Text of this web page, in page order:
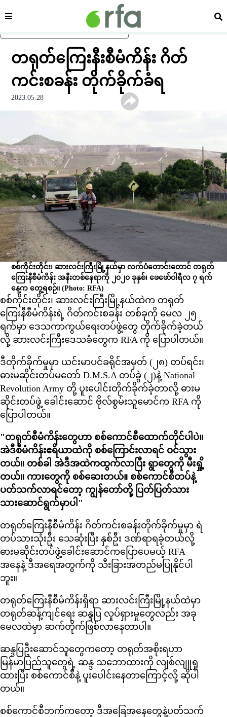
ပင်မအကြောင်းအရာသို့ ကျော်ရန်
ကဏ္ဍ ရှာ
တရုတ်ကြေးနီးစီမံကိန်း ဂိတ်
ကင်းစခန်း တိုက်ခိုက်ခံရ
2023.05.28
စစ်ကိုင်းတိုင်း၊ ဆားလင်းကြီးမြို့နယ်မှာ လက်ပံတောင်းတောင် တရုတ်
ကြေးနီစီမံကိန်း အနီးတစ်နေရာကို ၂၀၂၀ ခုနှစ်၊ ဖေဖော်ဝါရီလ ၇ ရက်
နေ့က တွေ့ရစဉ်။(Photo: RFA)
စစ်ကိုင်းတိုင်း၊ ဆားလင်းကြီးမြို့နယ်ထဲက တရုတ်
ကြေးနီစီမံကိန်းရဲ့ ဂိတ်ကင်းစခန်း တစ်ခုကို မေလ ၂၅
ရက်မှာ ဒေသကာကွယ်ရေးတပ်ဖွဲ့တွေ တိုက်ခိုက်ခဲ့တယ်
လို့ ဆားလင်းကြီးဒေသခံတွေက RFA ကို ပြောပါတယ်။
ဒီတိုက်ခိုက်မှုမှာ ယင်းမာပင်ခရိုင်အမှတ် (၂၈) တပ်ရင်း၊
ဓားမဆိုင်းတပ်မတော် D.M.S.A တပ်ခွဲ (၂)နဲ့ National
Revolution Army တို့ ပူးပေါင်းတိုက်ခိုက်ခဲ့တာလို့ ဓားမ
ဆိုင်းတပ်ဖွဲ့ ခေါင်းဆောင် ဗိုလ်စွမ်းသူမောင်က RFA ကို
ပြောပါတယ်။
"တရုတ်စီမံကိန်းတွေဟာ စစ်ကောင်စီထောက်တိုင်ပါပဲ။
အဲဒီစီမံကိန်းဧရိယာထဲကို စစ်ကြောင်းလာရင် ဝင်သွား
တယ်။ တစ်ခါ အဲဒီအထဲကထွက်လာပြီး ရွာတွေကို မီးရှို့
တယ်။ ကားတွေကို စစ်ဆေးတယ်။ စစ်ကောင်စီတပ်နဲ့
ပတ်သက်လာရင်တော့ ကျွန်တော်တို့ ပြတ်ပြတ်သား
သားဆောင်ရွက်မှာပါ"
တရုတ်ကြေးနီစီမံကိန်း ဂိတ်ကင်းစခန်းတိုက်ခိုက်မှုမှာ ရဲ
တပ်သားသုံးဦး သေဆုံးပြီး နှစ်ဦး ဒဏ်ရာရခဲ့တယ်လို့
ဓားမဆိုင်းတပ်ဖွဲ့ခေါင်းဆောင်ကပြောပေမယ့် RFA
အနေနဲ့ ဒီအရေအတွက်ကို သီးခြားအတည်မပြုနိုင်ပါ
ဘူး။
တရုတ်ကြေးနီစီမံကိန်းရှိရာ ဆားလင်းကြီးမြို့နယ်ထဲမှာ
တရုတ်ဆန့်ကျင်ရေး ဆန္ဒပြ လှုပ်ရှားမှုတွေလည်း အခု
မေလထဲမှာ ဆက်တိုက်ဖြစ်လာနေတာပါ။
ဆန္ဒပြဦးဆောင်သူတွေကတော့ တရုတ်အစိုးရဟာ
မြန်မာပြည်သူတွေရဲ့ ဆန္ဒ သဘောထားကို လျစ်လျူရှု
ထားပြီး စစ်ကောင်စီနဲ့ ပူးပေါင်းနေတာကြောင့်လို့ ဆိုပါ
တယ်။
စစ်ကောင်စီဘက်ကတော့ ဒီအခြေအနေတွေနဲ့ပတ်သက်